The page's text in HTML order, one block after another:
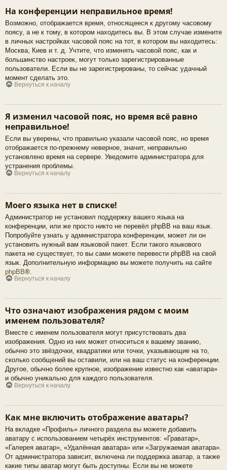
На конференции неправильное время!
Возможно, отображается время, относящееся к другому часовому
поясу, а не к тому, в котором находитесь вы. В этом случае измените
в личных настройках часовой пояс на тот, в котором вы находитесь:
Москва, Киев и т. д. Учтите, что изменять часовой пояс, как и
большинство настроек, могут только зарегистрированные
пользователи. Если вы не зарегистрированы, то сейчас удачный
момент сделать это.
Вернуться к началу
Я изменил часовой пояс, но время всё равно
неправильное!
Если вы уверены, что правильно указали часовой пояс, но время
отображается по-прежнему неверное, значит, неправильно
установлено время на сервере. Уведомите администратора для
устранения проблемы.
Вернуться к началу
Моего языка нет в списке!
Администратор не установил поддержку вашего языка на
конференции, или же просто никто не перевёл phpBB на ваш язык.
Попробуйте узнать у администратора конференции, может ли он
установить нужный вам языковой пакет. Если такого языкового
пакета не существует, то вы сами можете перевести phpBB на свой
язык. Дополнительную информацию вы можете получить на сайте
phpBB®.
Вернуться к началу
Что означают изображения рядом с моим
именем пользователя?
Вместе с именем пользователя могут присутствовать два
изображения. Одно из них может относиться к вашему званию,
обычно это звёздочки, квадратики или точки, указывающие на то,
сколько сообщений вы оставили, или на ваш статус на конференции.
Другое, обычно более крупное, изображение известно как «аватара»
и обычно уникально для каждого пользователя.
Вернуться к началу
Как мне включить отображение аватары?
На вкладке «Профиль» личного раздела вы можете добавить
аватару с использованием четырёх инструментов: «Граватар»,
«Галерея аватар», «Удалённая аватара» или «Загружаемая аватара».
От администратора зависит, включена ли поддержка аватар, а также
какие типы аватар могут быть доступны. Если вы не можете